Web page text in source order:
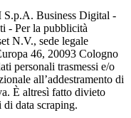
S.p.A. Business Digital -
- Per la pubblicità
N.V., sede legale
46, 20093 Cologno
personali trasmessi e/o
all’addestramento di
È altresì fatto divieto
di data scraping.